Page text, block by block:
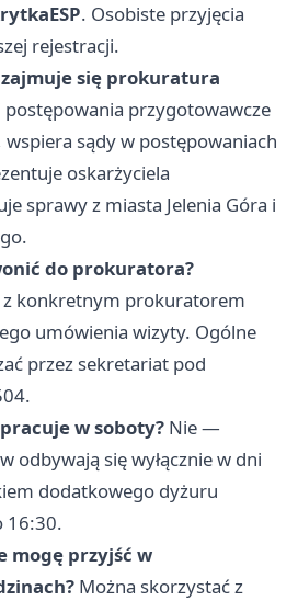
. Osobiste przyjęcia
rejestracji.
się prokuratura
postępowania przygotowawcze
sądy w postępowaniach
oskarżyciela
sprawy z miasta Jelenia Góra i
do prokuratora?
konkretnym prokuratorem
umówienia wizyty. Ogólne
przez sekretariat pod
w soboty? Nie —
odbywają się wyłącznie w dni
dodatkowego dyżuru
16:30.
mogę przyjść w
Można skorzystać z